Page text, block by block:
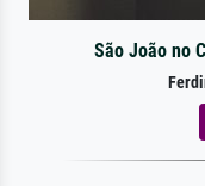
São João no